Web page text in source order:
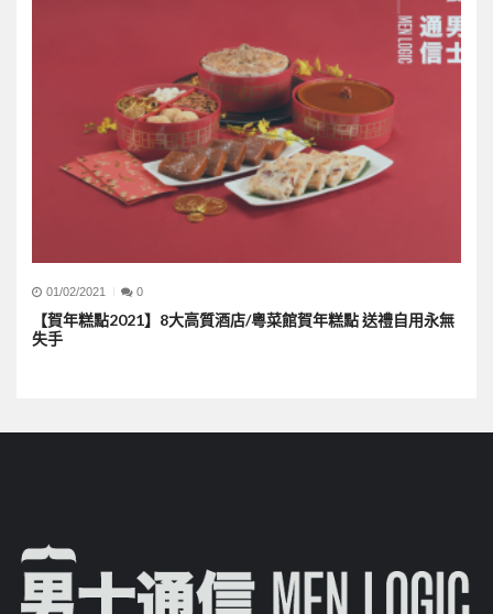
01/02/2021 0
【賀年糕點2021】8大高質酒店/粵菜館賀年糕點 送禮自用永無
失手